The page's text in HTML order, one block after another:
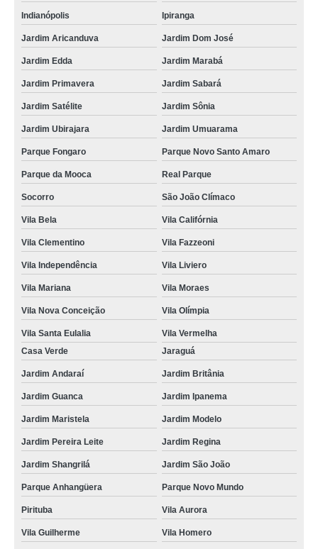
Indianópolis Ipiranga
Jardim Aricanduva Jardim Dom José
Jardim Edda Jardim Marabá
Jardim Primavera Jardim Sabará
Jardim Satélite Jardim Sônia
Jardim Ubirajara Jardim Umuarama
Parque Fongaro Parque Novo Santo Amaro
Parque da Mooca Real Parque
Socorro São João Clímaco
Vila Bela Vila Califórnia
Vila Clementino Vila Fazzeoni
Vila Independência Vila Liviero
Vila Mariana Vila Moraes
Vila Nova Conceição Vila Olímpia
Vila Santa Eulalia
Vila Vermelha
Casa Verde
Jaraguá
Jardim Andaraí Jardim Britânia
Jardim Guanca Jardim Ipanema
Jardim Maristela Jardim Modelo
Jardim Pereira Leite Jardim Regina
Jardim Shangrilá Jardim São João
Parque Anhangüera Parque Novo Mundo
Pirituba Vila Aurora
Vila Guilherme Vila Homero